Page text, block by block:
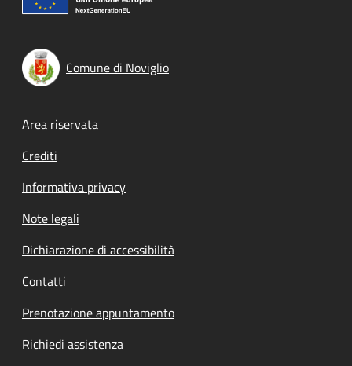
Comune di Noviglio
Footer menu
Area riservata
Crediti
Informativa privacy
Note legali
Dichiarazione di accessibilità
Contatti
Prenotazione appuntamento
Richiedi assistenza